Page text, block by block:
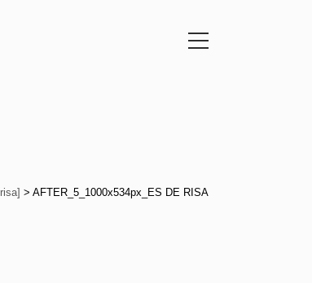
> AFTER_5_1000x534px_ES DE RISA